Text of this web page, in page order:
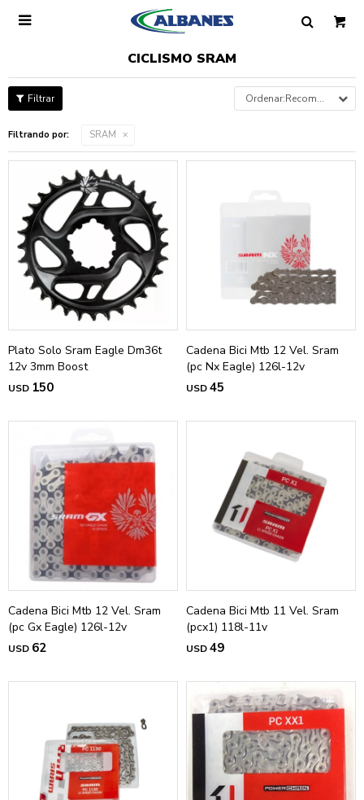

CICLISMO SRAM
Recomendados
Filtrando por: SRAM
Plato Solo Sram Eagle Dm36t
12v 3mm Boost
USD 150
Cadena Bici Mtb 12 Vel. Sram
(pc Nx Eagle) 126l-12v
USD45
Cadena Bici Mtb 12 Vel. Sram
(pc Gx Eagle) 126l-12v
USD 62
Cadena Bici Mtb 11 Vel. Sram
(pcx1) 118l-11v
USD49